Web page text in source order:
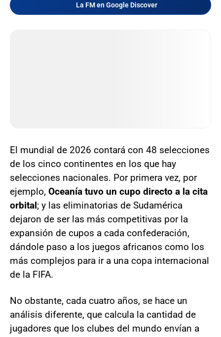
La FM en Google Discover
El mundial de 2026 contará con 48 selecciones
de los cinco continentes en los que hay
selecciones nacionales. Por primera vez, por
ejemplo, Oceanía tuvo un cupo directo a la cita
orbital; y las eliminatorias de Sudamérica
dejaron de ser las más competitivas por la
expansión de cupos a cada confederación,
dándole paso a los juegos africanos como los
más complejos para ir a una copa internacional
de la FIFA.
No obstante, cada cuatro años, se hace un
análisis diferente, que calcula la cantidad de
jugadores que los clubes del mundo envían a